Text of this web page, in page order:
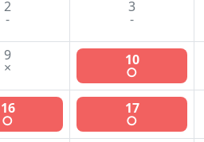
2
-
3
-
9
× 10
○
16
○
17
○